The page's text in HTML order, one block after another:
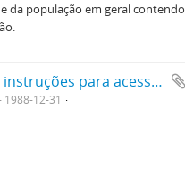
da população em geral contendo
Anotações, listagens de palavras-chave e instruções para acesso à base de dados do Centro Pró-Memória da Constituinte.
1988-12-31